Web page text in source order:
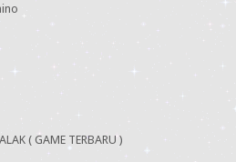
( GAME TERBARU )